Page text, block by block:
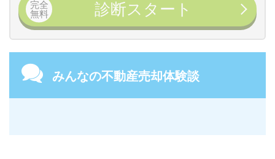
完全
無料
診断スタート
みんなの不動産売却体験談